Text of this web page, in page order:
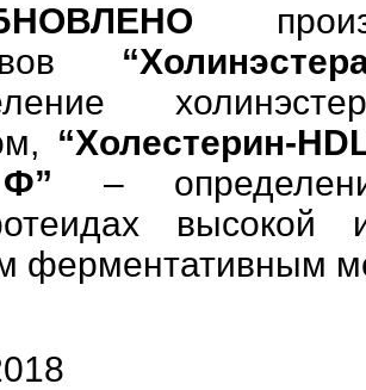
“Холестерин-
–
высокой
ферментативным